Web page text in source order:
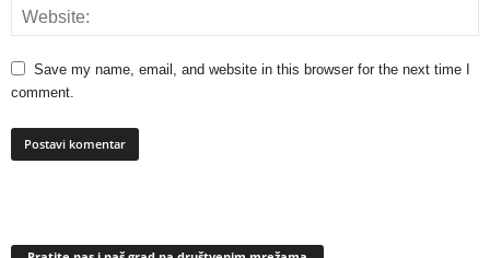
Save my name, email, and website in this browser for the next time I
comment.